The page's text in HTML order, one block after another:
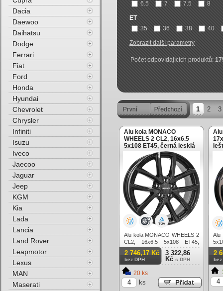
6.5
7 7.5 8
ET
35
36 38 40
Zobrazit další parametry
Počet odpovídajících produktů:
1 2 3
Alu kola MONACO
WHEELS 2 CL2, 16x6.5
5x108 ET45, černá lesklá
Alu kola MONACO WHEELS 2
CL2, 16x6.5 5x108 ET45,
černá lesklá
2 746,17 Kč
bez DPH
3 322,86
Kč s DPH
20 ks
ks
Alu
2
bez
Dacia
Daewoo
Daihatsu
Dodge
Ferrari
Fiat
Ford
Honda
Hyundai
Chevrolet
Chrysler
Infiniti
Isuzu
Iveco
Jaecoo
Jaguar
Jeep
KGM
Kia
Lada
Lancia
Land Rover
Leapmotor
Lexus
MAN
Maserati